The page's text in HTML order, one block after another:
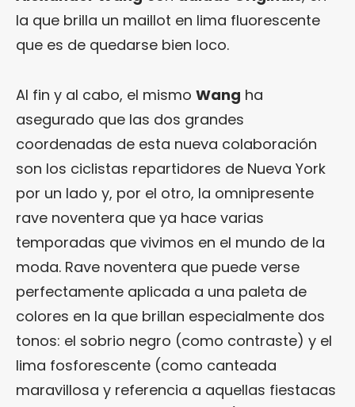
la que brilla un maillot en lima fluorescente
que es de quedarse bien loco.
Al fin y al cabo, el mismo Wang ha
asegurado que las dos grandes
coordenadas de esta nueva colaboración
son los ciclistas repartidores de Nueva York
por un lado y, por el otro, la omnipresente
rave noventera que ya hace varias
temporadas que vivimos en el mundo de la
moda. Rave noventera que puede verse
perfectamente aplicada a una paleta de
colores en la que brillan especialmente dos
tonos: el sobrio negro (como contraste) y el
lima fosforescente (como canteada
maravillosa y referencia a aquellas fiestacas